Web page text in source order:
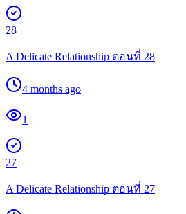
28
A Delicate Relationship ตอนที่ 28
4 months ago
1
27
A Delicate Relationship ตอนที่ 27